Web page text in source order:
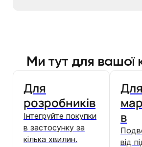
Ми тут для вашої
Для
розробників
Інтегруйте покупки
в застосунку за
кілька хвилин.
Для
в
від